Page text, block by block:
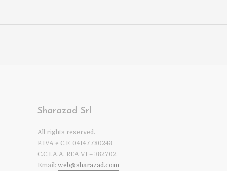
Sharazad Srl
All rights reserved.
P.IVA e C.F. 04147780243
C.C.I.A.A. REA VI – 382702
Email: web@sharazad.com